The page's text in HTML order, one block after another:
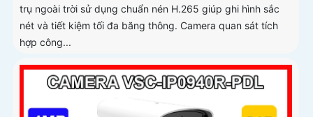
trụ ngoài trời sử dụng chuẩn nén H.265 giúp ghi hình sắc
nét và tiết kiệm tối đa băng thông. Camera quan sát tích
hợp công...